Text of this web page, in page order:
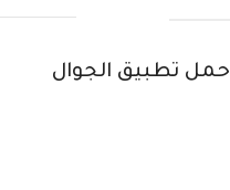
حمل تطبيق الجوال